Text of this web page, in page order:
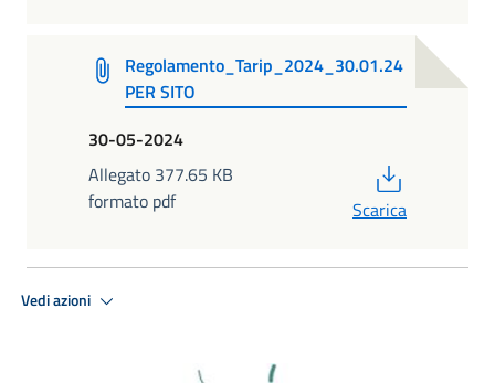
Regolamento_Tarip_2024_30.01.24
PER SITO
30-05-2024
Allegato 377.65 KB
formato pdf
Scarica
Vedi azioni